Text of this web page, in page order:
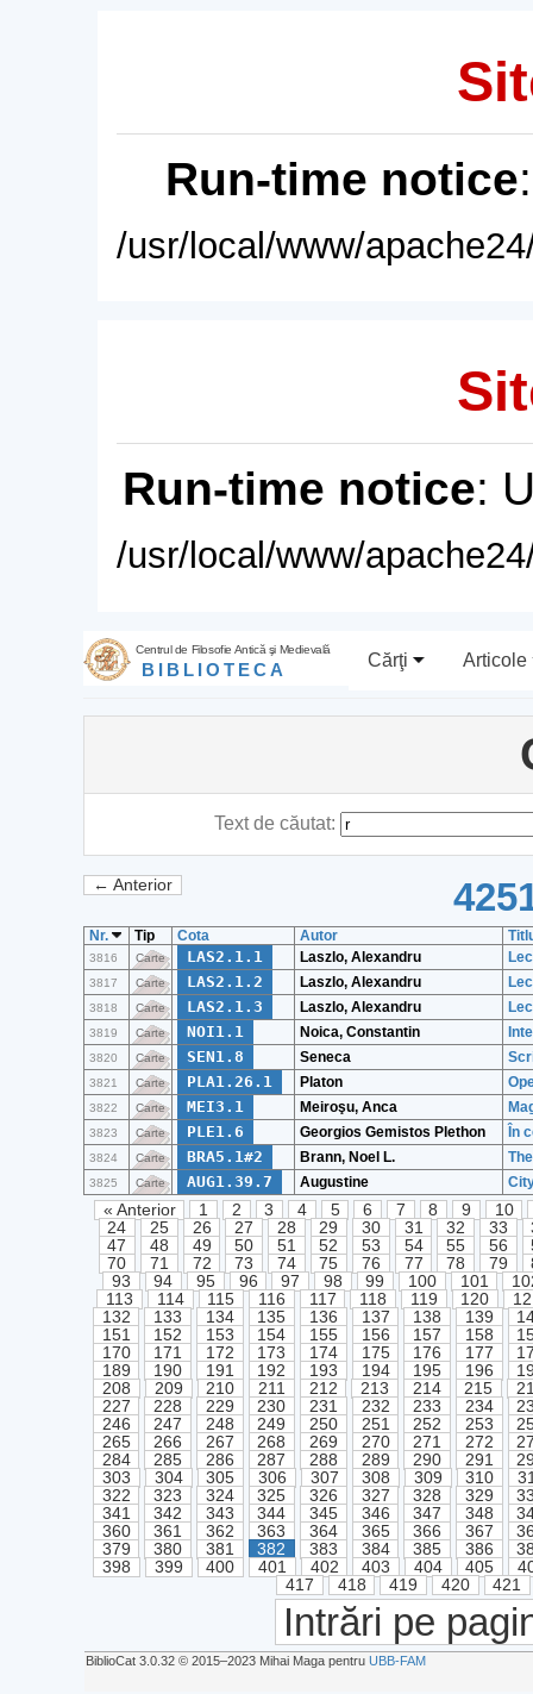
Run-time notice
/usr/local/www/
Run-time notice:
/usr/local/www/
Centrul de Filosofie Antică şi Medievală
BIBLIOTECA Cărţi Articole
Text de căutat:
← Anterior
Nr. Tip Cota Autor
3816 Carte LAS2.1.1 Laszlo, Alexandru
3817 Carte LAS2.1.2 Laszlo, Alexandru
3818 Carte LAS2.1.3 Laszlo, Alexandru
3819 Carte NOI1.1 Noica, Constantin
3820 Carte SEN1.8 Seneca
3821 Carte PLA1.26.1 Platon
3822 Carte MEI3.1 Meiroşu, Anca
3823 Carte PLE1.6 Georgios Gemistos Plethon În
3824 Carte BRA5.1#2 Brann, Noel L.
3825 Carte AUG1.39.7 Augustine
« Anterior 1 2 3 4 5 6 7 8 9
10
24
25 26 27 28 29 30 31 32 33
47
48 49 50 51 52 53 54 55 56
70
71 72 73 74 75 76 77 78 79
93
94 95 96 97 98 99 100 101
113
114 115 116 117 118 119 120
132
133 134 135 136 137 138 139
151
152 153 154 155 156 157 158
170
171 172 173 174 175 176 177
189
190 191 192 193 194 195 196
208
209 210 211 212 213 214 215
227
228 229 230 231 232 233 234
246
247 248 249 250 251 252 253
265
266 267 268 269 270 271 272
284
285 286 287 288 289 290 291
303
304 305 306 307 308 309 310
322
323 324 325 326 327 328 329
341
342 343 344 345 346 347 348
360
361 362 363 364 365 366 367
379
380 381 382 383 384 385 386
398
399 400 401 402 403 404 405
417
418 419 420 421
Intrări pe
BiblioCat 3.0.32 © 2015‒2023 Mihai Maga pentru UBB-FAM